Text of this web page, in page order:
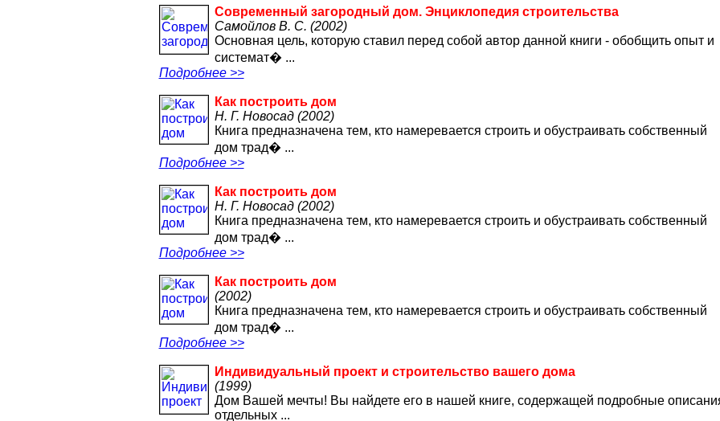
Современный загородный дом. Энциклопедия строительства
Самойлов В. С. (2002)
Основная цель, которую ставил перед собой автор данной книги - обобщить опыт и
системат� ...
Подробнее >>
Как построить дом
Н. Г. Новосад (2002)
Книга предназначена тем, кто намеревается строить и обустраивать собственный
дом трад� ...
Подробнее >>
Как построить дом
Н. Г. Новосад (2002)
Книга предназначена тем, кто намеревается строить и обустраивать собственный
дом трад� ...
Подробнее >>
Как построить дом
(2002)
Книга предназначена тем, кто намеревается строить и обустраивать собственный
дом трад� ...
Подробнее >>
Индивидуальный проект и строительство вашего дома
(1999)
Дом Вашей мечты! Вы найдете его в нашей книге, содержащей подробные
отдельных ...